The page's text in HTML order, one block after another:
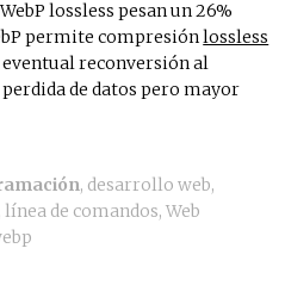
lossless pesan un 26%
permite compresiónlossless
eventual reconversión al
perdida de datos pero mayor
, desarrollo web,
,línea de comandos,Web